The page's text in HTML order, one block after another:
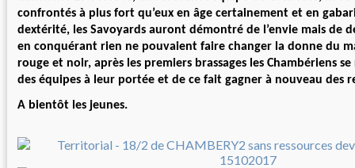
confrontés à plus fort qu’eux en âge certainement et en
dextérité, les Savoyards auront démontré de l’envie mais de
en conquérant rien ne pouvaient faire changer la donne du
rouge et noir, après les premiers brassages les Chambériens
des équipes à leur portée et de ce fait gagner à nouveau des
A bientôt les jeunes.